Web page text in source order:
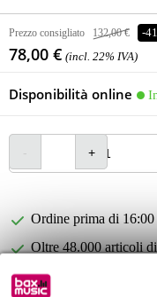
Prezzo consigliato 132,00 € -
78,00 € (incl. 22% IVA)
Disponibilità online
Ordine prima di
Oltre 48.000 articoli
1.250 marchi leader